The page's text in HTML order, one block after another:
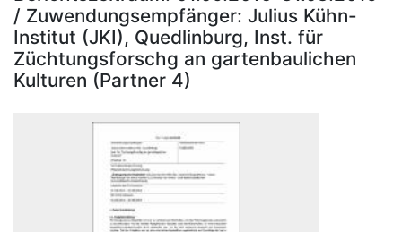
/ Zuwendungsempfänger: Julius Kühn-
Institut (JKI), Quedlinburg, Inst. für
Züchtungsforschg an gartenbaulichen
Kulturen (Partner 4)